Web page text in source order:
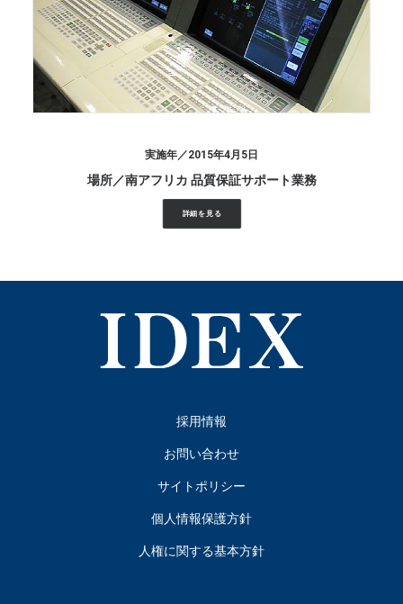
2015年4月5日
南アフリカ 品質保証サポート業務
詳細を見る
採用情報
お問い合わせ
サイトポリシー
個人情報保護方針
人権に関する基本方針